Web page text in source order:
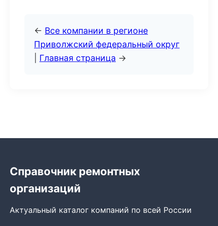
← Все компании в регионе
Приволжский федеральный округ
Главная страница →
Справочник ремонтных
организаций
Актуальный каталог компаний по всей России